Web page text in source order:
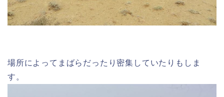
場所によってまばらだったり密集していたりもしま
す。